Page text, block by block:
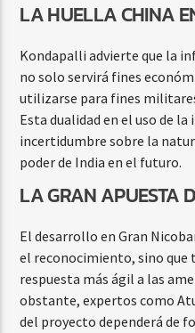
LA HUELLA CHINA
Kondapalli advierte que la
no solo servirá fines
utilizarse para fines
Esta dualidad en el uso de
incertidumbre sobre la
poder de India en el futuro.
LA GRAN APUESTA
El desarrollo en Gran
el reconocimiento, sino
respuesta más ágil a las
obstante, expertos como
del proyecto dependerá de